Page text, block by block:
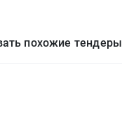
похожие тендеры